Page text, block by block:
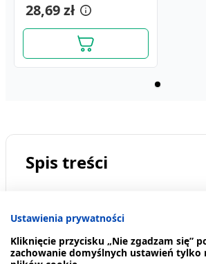
28,69 zł
Spis treści
Kiedy stosować produkt?
Dawkowanie
Ustawienia prywatności
Kliknięcie przycisku „Nie zgadzam się”
zachowanie domyślnych ustawień tylko